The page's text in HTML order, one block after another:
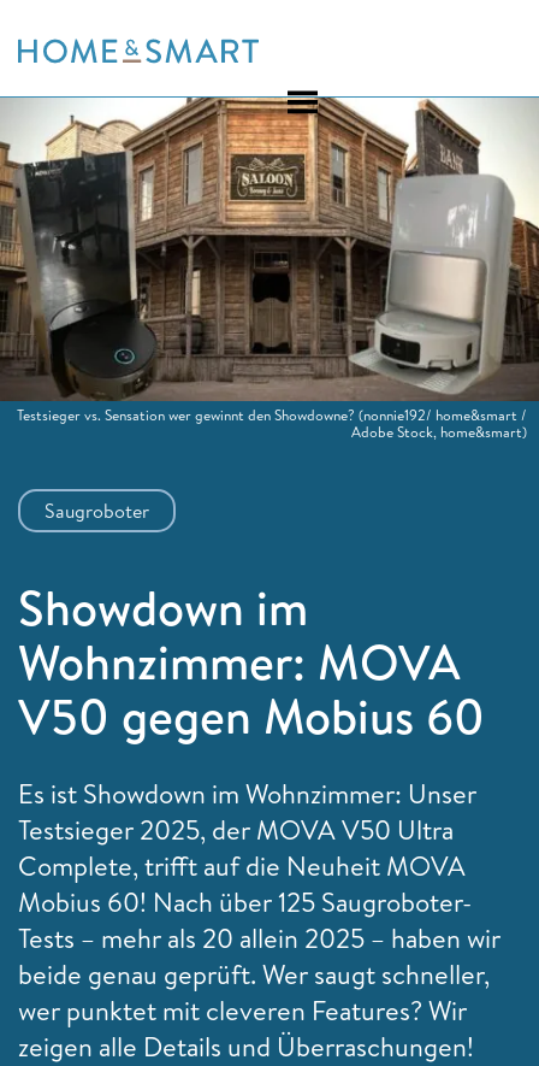
to
Saugroboter
Showdown im
Wohnzimmer: MOVA
V50 gegen Mobius 60
Es ist Showdown im Wohnzimmer: Unser
Testsieger 2025, der MOVA V50 Ultra
Complete, trifft auf die Neuheit MOVA
Mobius 60! Nach über 125 Saugroboter-
Tests – mehr als 20 allein 2025 – haben wir
beide genau geprüft. Wer saugt schneller,
wer punktet mit cleveren Features? Wir
zeigen alle Details und Überraschungen!
Testsieger vs. Sensation wer gewinnt den Showdowne? (nonnie192/ home&smart /
Adobe Stock, home&smart)